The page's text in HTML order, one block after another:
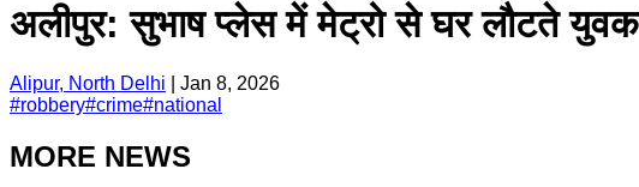
अलीपुर: सुभाष प्लेस में मेट्रो से घर लौटते
Alipur, North Delhi
Jan 8, 2026
#robbery#crime#national
MORE NEWS